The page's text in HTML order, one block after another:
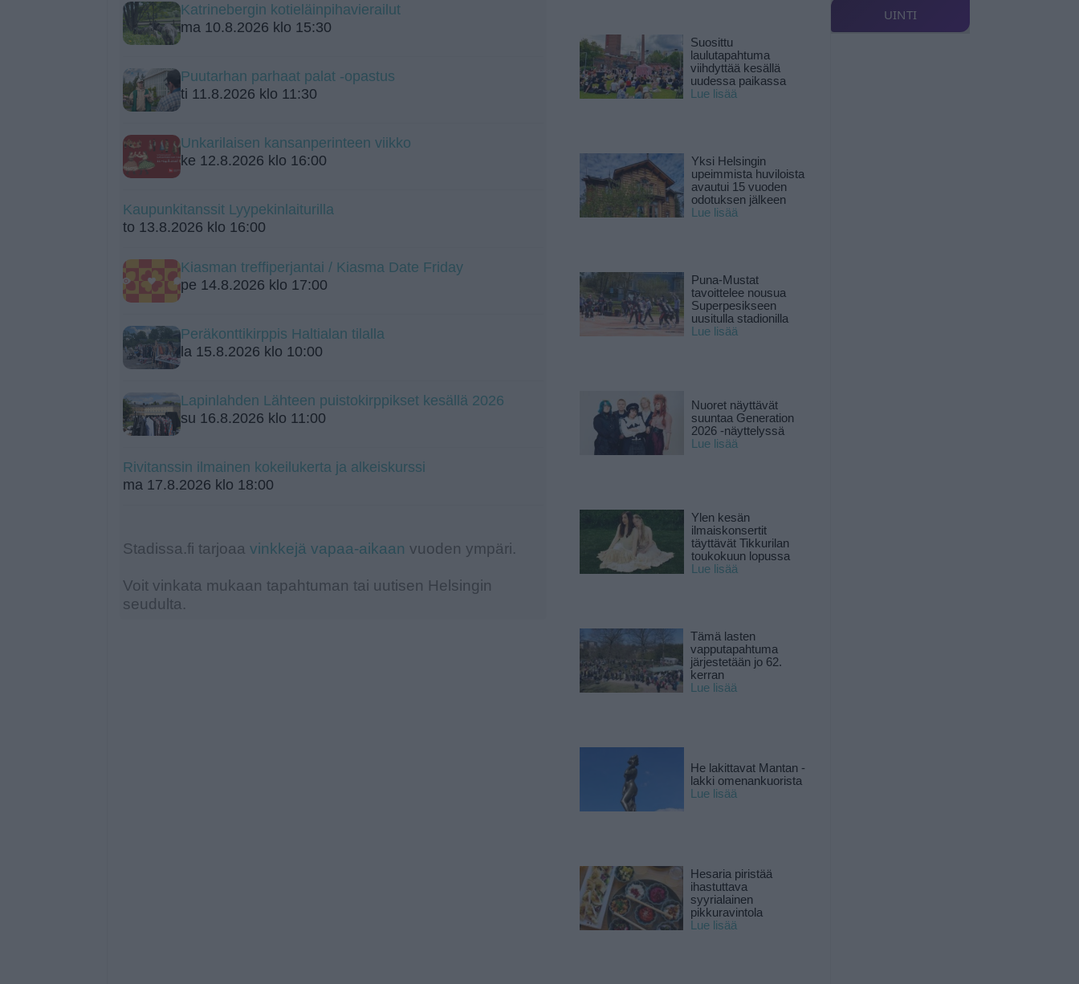
Katrinebergin kotieläinpihavierailut
ma 10.8.2026 klo 15:30
Puutarhan parhaat palat -opastus
ti 11.8.2026 klo 11:30
Unkarilaisen kansanperinteen viikko
ke 12.8.2026 klo 16:00
Kaupunkitanssit Lyypekinlaiturilla
to 13.8.2026 klo 16:00
Kiasman treffiperjantai / Kiasma Date Friday
pe 14.8.2026 klo 17:00
Peräkonttikirppis Haltialan tilalla
la 15.8.2026 klo 10:00
Lapinlahden Lähteen puistokirppikset kesällä 2026
su 16.8.2026 klo 11:00
Rivitanssin ilmainen kokeilukerta ja alkeiskurssi
ma 17.8.2026 klo 18:00
Stadissa.fi tarjoaa vinkkejä vapaa-aikaan vuoden ympäri.
Voit vinkata mukaan tapahtuman tai uutisen Helsingin
seudulta.
Suosittu
laulutapahtuma
viihdyttää kesällä
uudessa paikassa
Lue lisää
Yksi Helsingin
upeimmista huviloista
avautui 15 vuoden
odotuksen jälkeen
Lue lisää
Puna-Mustat
tavoittelee nousua
Superpesikseen
uusitulla stadionilla
Lue lisää
Nuoret näyttävät
suuntaa Generation
2026 -näyttelyssä
Lue lisää
Ylen kesän
ilmaiskonsertit
täyttävät Tikkurilan
toukokuun lopussa
Lue lisää
Tämä lasten
vapputapahtuma
järjestetään jo 62.
kerran
Lue lisää
He lakittavat Mantan -
lakki omenankuorista
Lue lisää
Hesaria piristää
ihastuttava
syyrialainen
pikkuravintola
Lue lisää
UINTI